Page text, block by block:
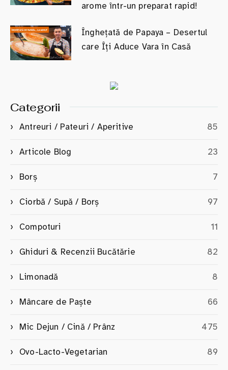
arome într-un preparat rapid!
Înghețată de Papaya – Desertul
care Îți Aduce Vara în Casă
Categorii
Antreuri / Pateuri / Aperitive 85
Articole Blog 23
Borș 7
Ciorbă / Supă / Borș 97
Compoturi 11
Ghiduri & Recenzii Bucătărie 82
Limonadă 8
Mâncare de Paște 66
Mic Dejun / Cină / Prânz 475
Ovo-Lacto-Vegetarian 89